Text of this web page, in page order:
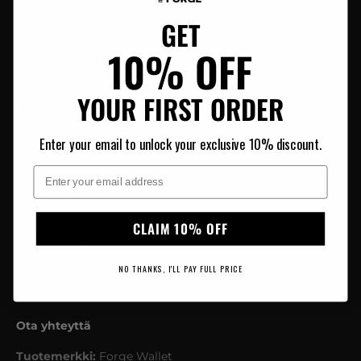
Ota yhteyttä
Toimitus
Pyydä palautusta
Palautuspolitiikka
Tietosuojakäytäntö
Ota yhteyttä
Tuotemerkki: Forge Wallet
GET
10% OFF
YOUR FIRST ORDER
Enter your email to unlock your exclusive 10% discount.
Email
CLAIM 10% OFF
NO THANKS, I'LL PAY FULL PRICE